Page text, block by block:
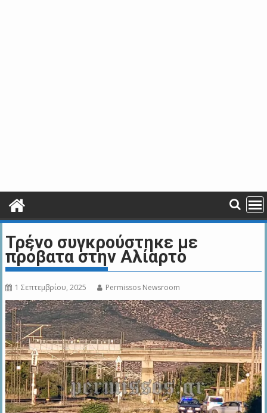
Τρένο συγκρούστηκε με
πρόβατα στην Aλίαρτο
1 Σεπτεμβρίου, 2025 Permissos Newsroom